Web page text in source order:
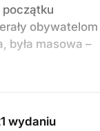
początku
obywatelom
była masowa –
wydaniu